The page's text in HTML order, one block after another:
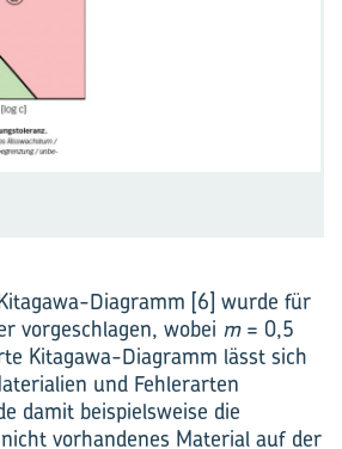
Diagramm [6] wurde für
vorgeschlagen, wobei m= 0,5
Kitagawa-Diagramm lässt sich
und Fehlerarten
damit beispielsweise die
vorhandenes Material auf der